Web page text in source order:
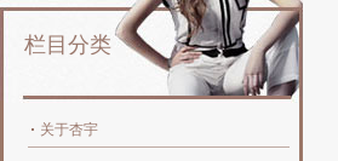
栏目分类
关于杏宇